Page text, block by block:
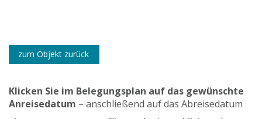
zum Objekt zurück
Klicken Sie im Belegungsplan auf das gewünschte
Anreisedatum – anschließend auf das Abreisedatum